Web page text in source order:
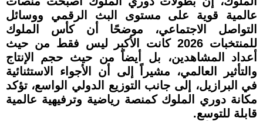
عالمية قوية على مستوى البث الرقمي ووسائل
التواصل الاجتماعي، موضحًا أن كأس الملوك
للمنتخبات 2026 كانت الأكبر ليس فقط من حيث
أعداد المشاهدين، بل أيضاً من حيث حجم الإنتاج
والتأثير العالمي، مشيراً إلى أن الأجواء الاستثنائية
في البرازيل، إلى جانب التوزيع الدولي الواسع، تؤكد
مكانة دوري الملوك كمنصة رياضية وترفيهية عالمية
قابلة للتوسع.